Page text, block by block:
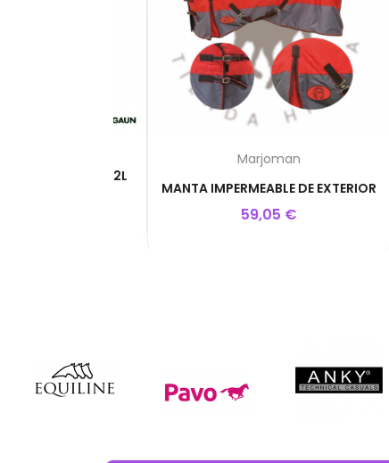
Marjoman
MANTA IMPERMEABLE DE EXTERIOR
59,05 €